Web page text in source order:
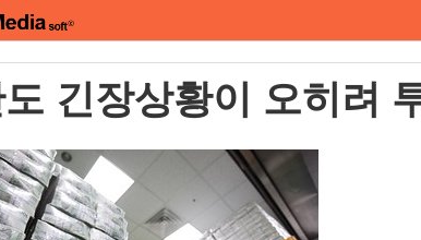
긴장상황이 오히려